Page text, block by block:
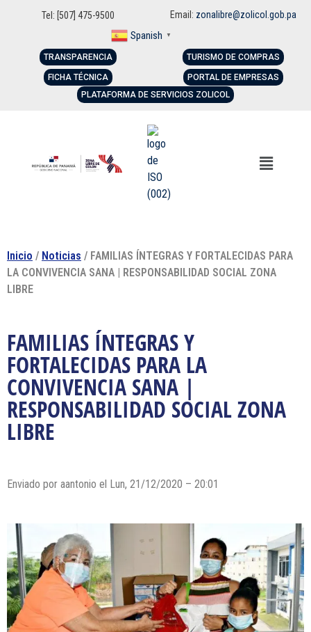
Tel: [507] 475-9500 Email: zonalibre@zolicol.gob.pa
Spanish ▼
TRANSPARENCIA
FICHA TÉCNICA
TURISMO DE COMPRAS
PORTAL DE EMPRESAS
PLATAFORMA DE SERVICIOS ZOLICOL
Inicio / Noticias / FAMILIAS ÍNTEGRAS Y FORTALECIDAS PARA
LA CONVIVENCIA SANA | RESPONSABILIDAD SOCIAL ZONA
LIBRE
FAMILIAS ÍNTEGRAS Y
FORTALECIDAS PARA LA
CONVIVENCIA SANA |
RESPONSABILIDAD SOCIAL ZONA
LIBRE
Enviado por aantonio el Lun, 21/12/2020 – 20:01